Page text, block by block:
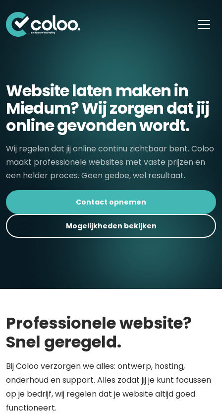
Website laten maken in
Miedum? Wij zorgen dat jij
online gevonden wordt.
Wij regelen dat jij online continu zichtbaar bent. Coloo
maakt professionele websites met vaste prijzen en
een helder proces. Geen gedoe, wel resultaat.
Contact opnemen
Mogelijkheden bekijken
Professionele website?
Snel geregeld.
Bij Coloo verzorgen we alles: ontwerp, hosting,
onderhoud en support. Alles zodat jij je kunt focussen
op je bedrijf, wij regelen dat je website altijd goed
functioneert.